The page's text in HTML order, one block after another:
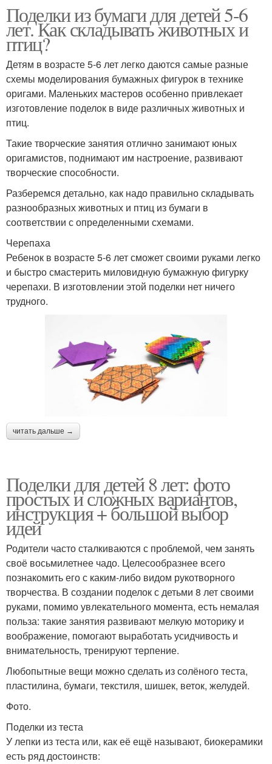
Поделки из бумаги для детей 5-6
лет. Как складывать животных и
птиц?
Детям в возрасте 5-6 лет легко даются самые разные
схемы моделирования бумажных фигурок в технике
оригами. Маленьких мастеров особенно привлекает
изготовление поделок в виде различных животных и
птиц.
Такие творческие занятия отлично занимают юных
оригамистов, поднимают им настроение, развивают
творческие способности.
Разберемся детально, как надо правильно складывать
разнообразных животных и птиц из бумаги в
соответствии с определенными схемами.
Черепаха
Ребенок в возрасте 5-6 лет сможет своими руками легко
и быстро смастерить миловидную бумажную фигурку
черепахи. В изготовлении этой поделки нет ничего
трудного.
читать дальше →
Поделки для детей 8 лет: фото
простых и сложных вариантов,
инструкция + большой выбор
идей
Родители часто сталкиваются с проблемой, чем занять
своё восьмилетнее чадо. Целесообразнее всего
познакомить его с каким-либо видом рукотворного
творчества. В создании поделок с детьми 8 лет своими
руками, помимо увлекательного момента, есть немалая
польза: такие занятия развивают мелкую моторику и
воображение, помогают выработать усидчивость и
внимательность, тренируют терпение.
Любопытные вещи можно сделать из солёного теста,
пластилина, бумаги, текстиля, шишек, веток, желудей.
Фото.
Поделки из теста
У лепки из теста или, как её ещё называют, биокерамики
есть ряд достоинств: